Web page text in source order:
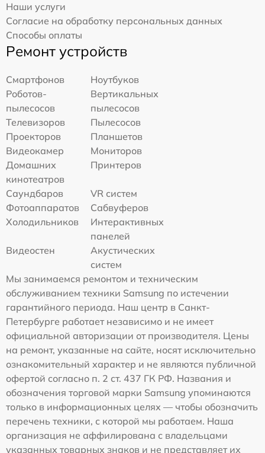
Наши услуги
Согласие на обработку персональных данных
Способы оплаты
Ремонт устройств
Смартфонов
Ноутбуков
Роботов-
пылесосов
Вертикальных
пылесосов
Телевизоров
Пылесосов
Проекторов
Планшетов
Видеокамер
Мониторов
Домашних
кинотеатров
Принтеров
Саундбаров
VR систем
Фотоаппаратов
Сабвуферов
Холодильников
Интерактивных
панелей
Видеостен
Акустических
систем
Мы занимаемся ремонтом и техническим
обслуживанием техники Samsung по истечении
гарантийного периода. Наш центр в Санкт-
Петербурге работает независимо и не имеет
официальной авторизации от производителя. Цены
на ремонт, указанные на сайте, носят исключительно
ознакомительный характер и не являются публичной
офертой согласно п. 2 ст. 437 ГК РФ. Названия и
обозначения торговой марки Samsung упоминаются
только в информационных целях — чтобы обозначить
перечень техники, с которой мы работаем. Наша
организация не аффилирована с владельцами
указанных товарных знаков и не представляет их